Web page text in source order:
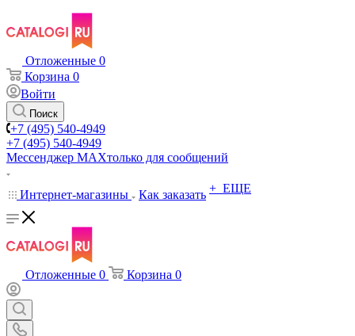
Отложенные 0
Корзина 0
Войти
Поиск
+7 (495) 540-4949
+7 (495) 540-4949
Мессенджер МАХтолько для сообщений
Интернет-магазины Как заказать + ЕЩЕ
Отложенные 0 Корзина 0